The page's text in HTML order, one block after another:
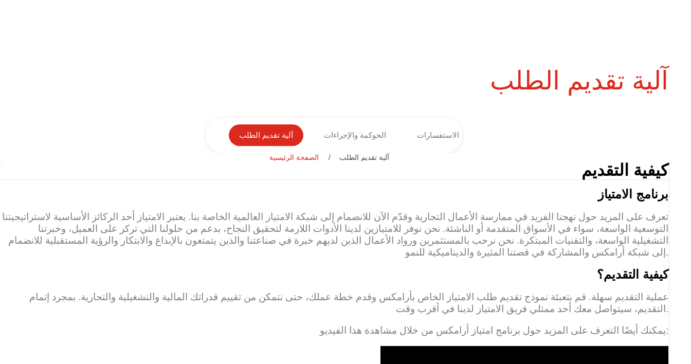
آلية تقديم الطلب
آلية تقديم الطلب الحوكمة والإجراءات الاستفسارات
الصفحة الرئيسية آلية تقديم الطلب
كيفية التقديم
برنامج الامتياز
تعرف على المزيد حول نهجنا الفريد في ممارسة الأعمال التجارية وقدّم الآن للانضمام إلى شبكة الامتياز العالمية الخاصة بنا. يعتبر الامتياز أحد الركائز الأساسية لاستراتيجيتنا
التوسعية الواسعة، سواء في الأسواق المتقدمة أو الناشئة. نحن نوفر للامتيازين لدينا الأدوات اللازمة لتحقيق النجاح، بدعم من حلولنا التي تركز على العميل، وخبرتنا
التشغيلية الواسعة، والتقنيات المبتكرة. نحن نرحب بالمستثمرين ورواد الأعمال الذين لديهم خبرة في صناعتنا والذين يتمتعون بالإبداع والابتكار والرؤية المستقبلية للانضمام
إلى شبكة أرامكس والمشاركة في قصتنا المثيرة والديناميكية للنمو.
كيفية التقديم؟
عملية التقديم سهلة. قم بتعبئة نموذج تقديم طلب الامتياز الخاص بأرامكس وقدم خطة عملك، حتى نتمكن من تقييم قدراتك المالية والتشغيلية والتجارية. بمجرد إتمام
التقديم، سيتواصل معك أحد ممثلي فريق الامتياز لدينا في أقرب وقت.
يمكنك أيضًا التعرف على المزيد حول برنامج امتياز أرامكس من خلال مشاهدة هذا الفيديو: